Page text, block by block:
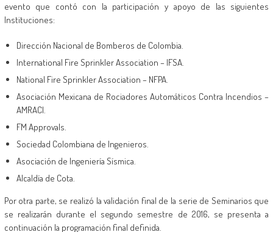
evento que contó con la participación y apoyo de las siguientes
Instituciones:
Dirección Nacional de Bomberos de Colombia.
International Fire Sprinkler Association – IFSA.
National Fire Sprinkler Association – NFPA.
Asociación Mexicana de Rociadores Automáticos Contra Incendios –
AMRACI.
FM Approvals.
Sociedad Colombiana de Ingenieros.
Asociación de Ingeniería Sísmica.
Alcaldía de Cota.
Por otra parte, se realizó la validación final de la serie de Seminarios que
se realizarán durante el segundo semestre de 2016, se presenta a
continuación la programación final definida.